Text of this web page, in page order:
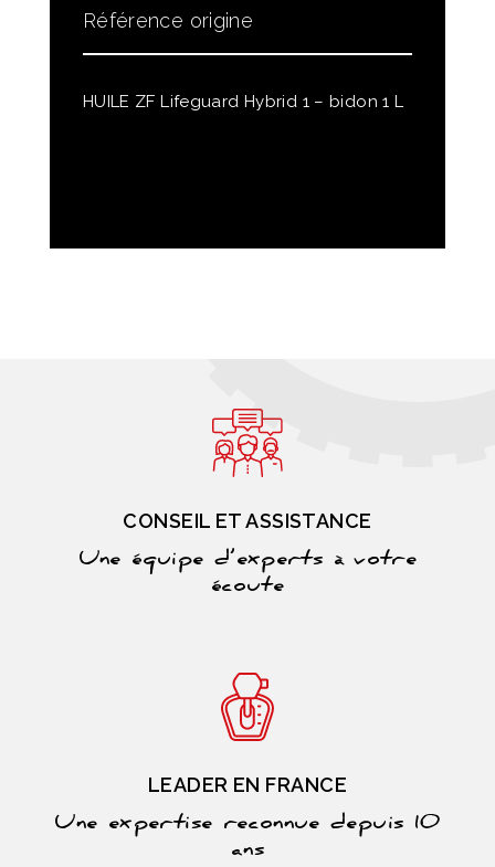
Référence origine
HUILE ZF Lifeguard Hybrid 1 – bidon 1 L
CONSEIL ET ASSISTANCE
Une équipe d’experts à votre
écoute
LEADER EN FRANCE
Une expertise reconnue depuis 10
ans